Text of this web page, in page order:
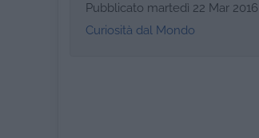
Pubblicato martedì 22 Mar 2016
Curiosità dal Mondo